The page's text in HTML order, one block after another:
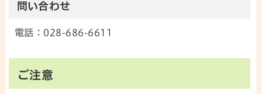
問い合わせ
電話：028-686-6611
ご注意